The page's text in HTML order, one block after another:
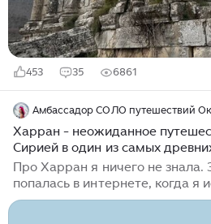
453 35 6861
Харран - неожиданное
Сирией в один из самых
Про Харран я ничего не знала.
попалась в интернете, когда
руинах на окраине